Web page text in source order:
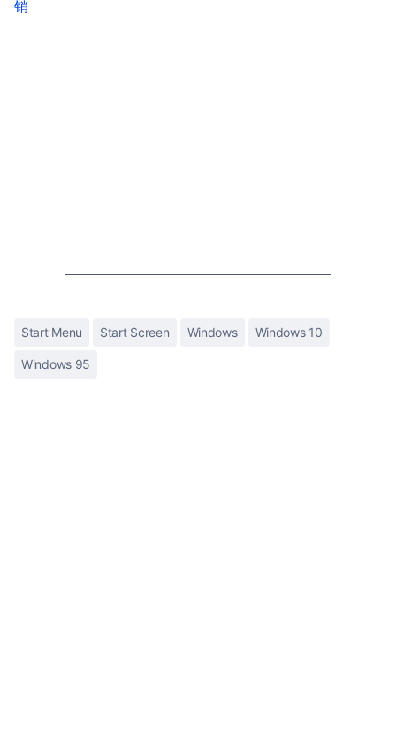
销
Start Menu Start Screen Windows Windows 10
Windows 95